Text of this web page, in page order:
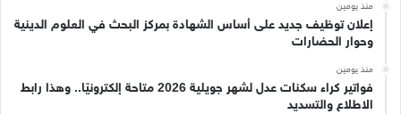
منذ يومين
إعلان توظيف جديد على أساس الشهادة بمركز البحث في العلوم الدينية
وحوار الحضارات
منذ يومين
فواتير كراء سكنات عدل لشهر جويلية 2026 متاحة إلكترونيًا.. وهذا رابط
الاطلاع والتسديد